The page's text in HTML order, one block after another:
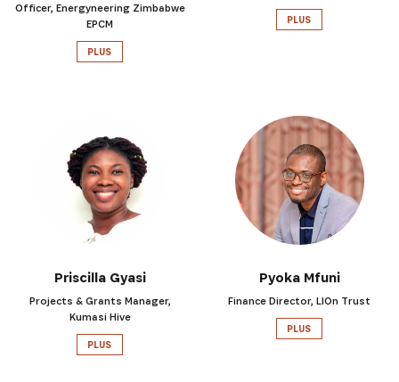
Officer, Energyneering Zimbabwe
EPCM
PLUS
PLUS
Priscilla Gyasi
Projects & Grants Manager,
Kumasi Hive
PLUS
Pyoka Mfuni
Finance Director, LIOn Trust
PLUS